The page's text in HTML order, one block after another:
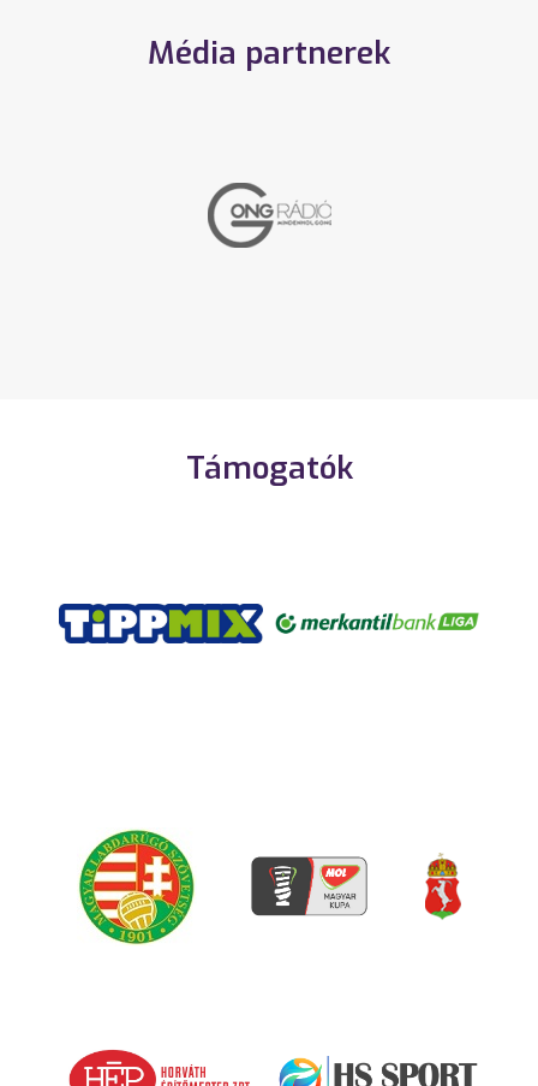
Média partnerek
Támogatók